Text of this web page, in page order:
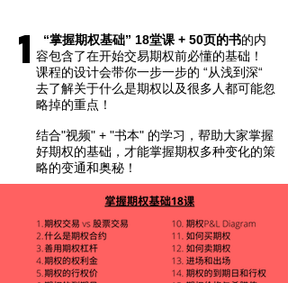
1 “掌握期权基础” 18堂课 + 50页的书的内
容包含了在开始交易期权前必懂的基础！
课程的设计会带你一步一步的 “从浅到深“
去了解关于什么是期权以及很多人都可能忽
略掉的重点！
结合"视频" + "书本" 的学习，帮助大家掌握
好期权的基础，才能掌握期权多种变化的策
略的变通和奥秘！